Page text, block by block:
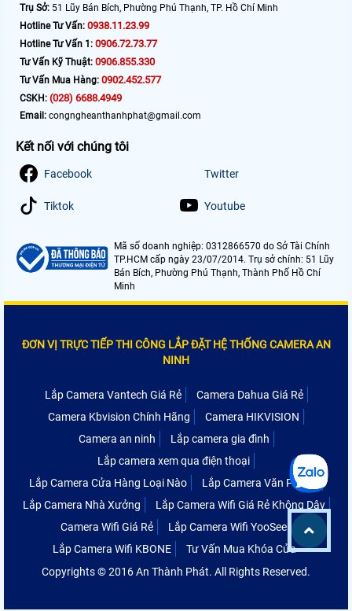
Trụ Sở: 51 Lũy Bán Bích, Phường Phú Thạnh, TP. Hồ Chí Minh
Hotline Tư Vấn: 0938.11.23.99
Hotline Tư Vấn 1: 0906.72.73.77
Tư Vấn Kỹ Thuật: 0906.855.330
Tư Vấn Mua Hàng: 0902.452.577
CSKH: (028) 6688.4949
Email: congngheanthanhphat@gmail.com
Kết nối với chúng tôi
Facebook Twitter
Tiktok Youtube
Mã số doanh nghiệp: 0312866570 do Sở Tài Chính
TP.HCM cấp ngày 23/07/2014. Trụ sở chính: 51 Lũy
Bán Bích, Phường Phú Thạnh, Thành Phố Hồ Chí
Minh
ĐƠN VỊ TRỰC TIẾP THI CÔNG LẮP ĐẶT HỆ THỐNG CAMERA AN
NINH
Lắp Camera Vantech Giá Rẻ
Camera Dahua Giá Rẻ
Camera Kbvision Chính Hãng
Camera HIKVISION
Camera an ninh
Lắp camera gia đình
Lắp camera xem qua điện thoại
Lắp Camera Cửa Hàng Loại Nào
Lắp Camera Văn Phòng
Lắp Camera Nhà Xưởng
Lắp Camera Wifi Giá Rẻ Không Dây
Camera Wifi Giá Rẻ
Lắp Camera Wifi YooSee
Lắp Camera Wifi KBONE
Tư Vấn Mua Khóa Cửa
Copyrights © 2016 An Thành Phát. All Rights Reserved.